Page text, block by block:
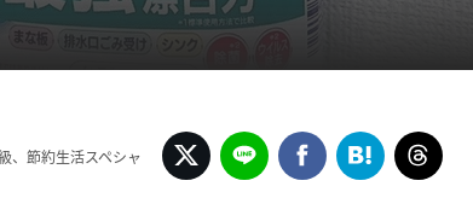
、節約生活スペシャ